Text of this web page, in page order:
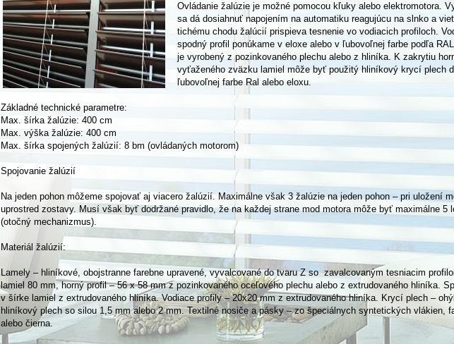
Ovládanie žalúzie je možné pomocou kľuky alebo elektromotora.
sa dá dosiahnuť napojením na automatiku reagujúcu na slnko a
tichému chodu žalúcií prispieva tesnenie vo vodiacich profiloch.
spodný profil ponúkame v eloxe alebo v ľubovoľnej farbe podľa
je vyrobený z pozinkovaného plechu alebo z hliníka. K zakrytiu
vyťaženého zväzku lamiel môže byť použitý hliníkový krycí plech
ľubovoľnej farbe Ral alebo eloxu.
Základné technické parametre:
Max. šírka žalúzie: 400 cm
Max. výška žalúzie: 400 cm
Max. šírka spojených žalúzií: 8 bm (ovládaných motorom)
Spojovanie žalúzií
Na jeden pohon môžeme spojovať aj viacero žalúzií. Maximálne však 3 žalúzie na jeden pohon – pri uložení
uprostred zostavy. Musí však byť dodržané pravidlo, že na každej strane mod motora môže byť maximálne 5
(otočný mechanizmus).
Materiál žalúzií:
Lamely – hliníkové, obojstranne farebne upravené, vyvalcované do tvaru Z so zavalcovaným tesniacim
lamiel 80 mm, horný profil – 56 x 58 mm z pozinkovaného oceľového plechu alebo z extrudovaného hliníka.
v šírke lamiel z extrudovaného hliníka. Vodiace profily – 20x20 mm z extrudovaného hliníka. Krycí plech –
hliníkový plech so silou 1,5 mm alebo 2 mm. Textilné nosiče a pásky – zo špeciálnych syntetických vlákien,
alebo čierna.